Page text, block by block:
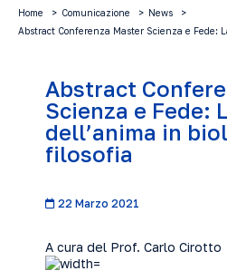
Home Comunicazione
News
Abstract Conferenza Master Scienza e Fede:
Abstract
Scienza e Fede:
dell’anima in
filosofia
22 Marzo 2021
A cura del Prof. Carlo Cirotto